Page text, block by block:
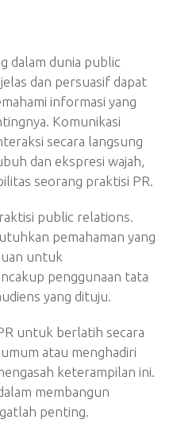
dalam dunia public
dan persuasif dapat
informasi yang
Komunikasi
secara langsung
dan ekspresi wajah,
seorang praktisi PR.
public relations.
pemahaman yang
untuk
penggunaan tata
yang dituju.
untuk berlatih secara
atau menghadiri
keterampilan ini.
membangun
penting.